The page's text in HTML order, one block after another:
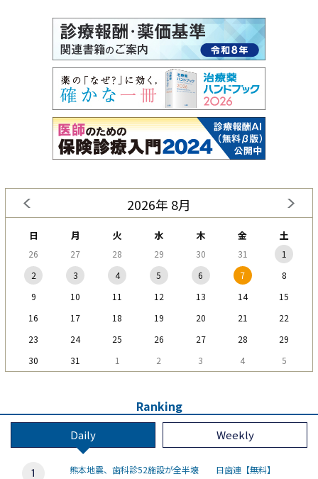
2026年 8月
日 月 火 水 木 金 土
26 27 28 29 30 31
1
2
3 4 5 6 7
8
9
10 11 12 13 14
15
16
17 18 19 20 21
22
23
24 25 26 27 28
29
30
31 1 2 3 4 5
Ranking
Daily Weekly
熊本地震、歯科診52施設が全半壊 日歯連【無料】